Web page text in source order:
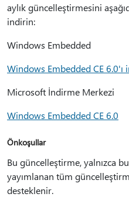
aylık güncelleştirmesini
indirin:
Windows Embedded
Windows Embedded CE 6.0'ı
Microsoft İndirme Merkezi
Windows Embedded CE 6.0
Önkoşullar
Bu güncelleştirme, yalnızca
yayımlanan tüm
desteklenir.